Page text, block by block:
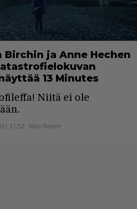
Birchin ja Anne Hechen
13 Minutes
Niitä ei ole
21:52 Niko Ikonen